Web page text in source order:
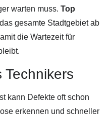
warten muss. Top
gesamte Stadtgebiet ab
die Wartezeit für
kann Defekte oft schon
erkennen und schneller